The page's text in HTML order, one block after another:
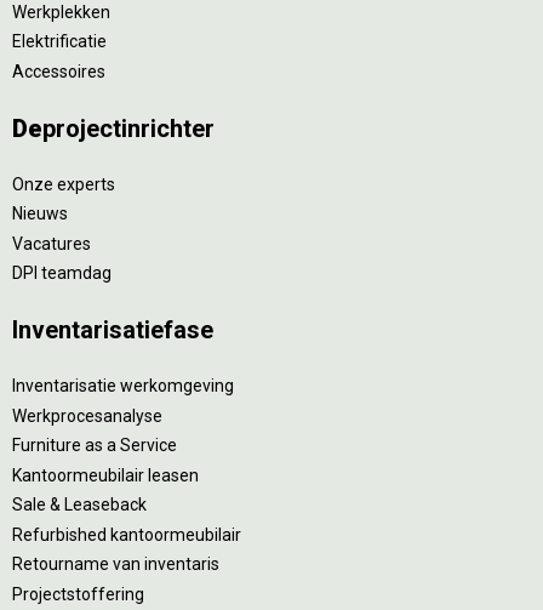
Werkplekken
Elektrificatie
Accessoires
Deprojectinrichter
Onze experts
Nieuws
Vacatures
DPI teamdag
Inventarisatiefase
Inventarisatie werkomgeving
Werkprocesanalyse
Furniture as a Service
Kantoormeubilair leasen
Sale & Leaseback
Refurbished kantoormeubilair
Retourname van inventaris
Projectstoffering